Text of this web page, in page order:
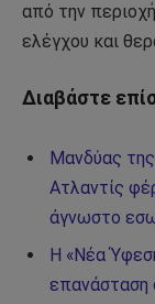
από την
ελέγχου και
Διαβάστε
Μανδύας
Ατλαντίς
άγνωστο
Η «Νέα
επανάσταση